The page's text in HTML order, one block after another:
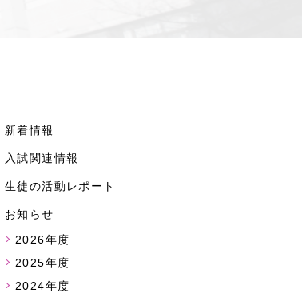
新着情報
入試関連情報
生徒の活動レポート
お知らせ
2026年度
2025年度
2024年度